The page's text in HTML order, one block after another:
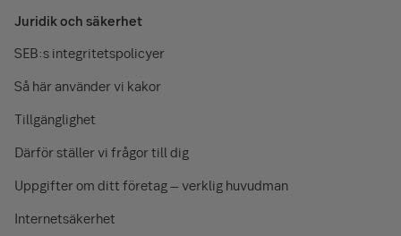
Juridik och säkerhet
SEB:s integritetspolicyer
Så här använder vi kakor
Tillgänglighet
Därför ställer vi frågor till dig
Uppgifter om ditt företag – verklig huvudman
Internetsäkerhet